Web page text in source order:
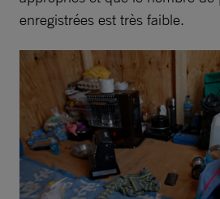
enregistrées est très faible.